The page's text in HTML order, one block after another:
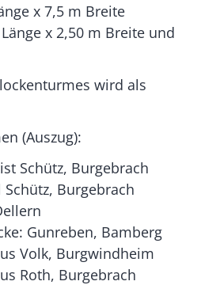
x 7,5 m Breite
x 2,50 m Breite und
wird als
(Auszug):
Schütz, Burgebrach
Burgebrach
Gunreben, Bamberg
Volk, Burgwindheim
Roth, Burgebrach